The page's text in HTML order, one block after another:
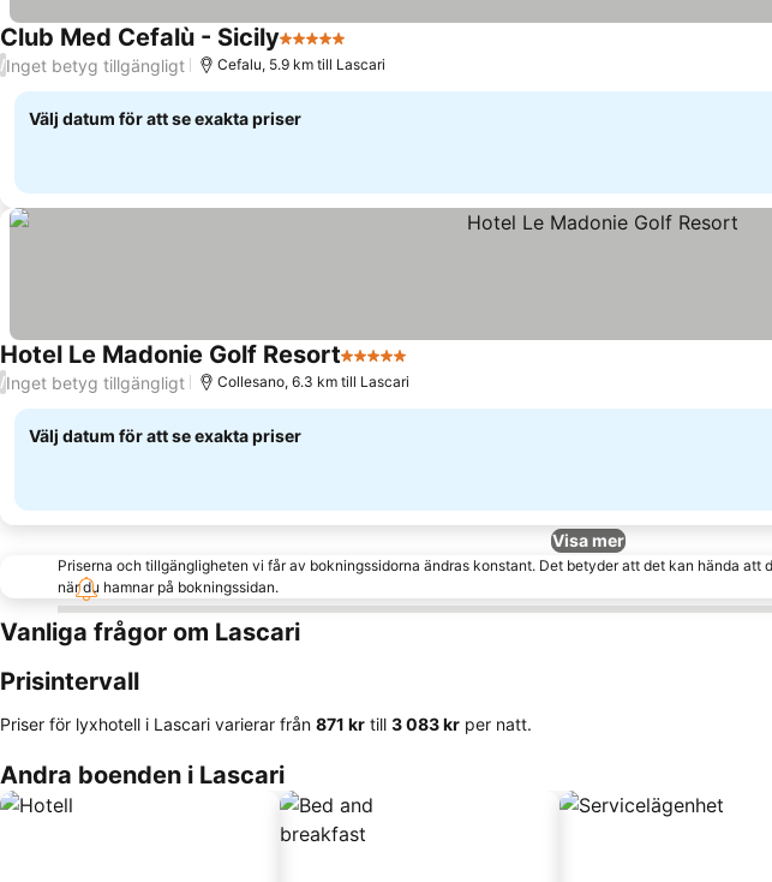
Club Med Cefalù - Sicily5 Stjärnor
/Inget betyg tillgängligt Cefalu, 5.9 km till Lascari
Välj datum för att se exakta priser
Hotel Le Madonie Golf Resort5 Stjärnor
/Inget betyg tillgängligt Collesano, 6.3 km till Lascari
Välj datum för att se exakta priser
Visa mer
Priserna och tillgängligheten vi får av bokningssidorna ändras konstant. Det betyder att det kan hända att
när du hamnar på bokningssidan.
Vanliga frågor om Lascari
Prisintervall
Priser för lyxhotell i Lascari varierar från ‎871 kr till ‎3 083 kr per natt.
Andra boenden i Lascari